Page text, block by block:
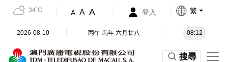
34˚C A A A 登入 繁
2026-08-10 丙午 馬年 六月廿八 08:12
搜尋